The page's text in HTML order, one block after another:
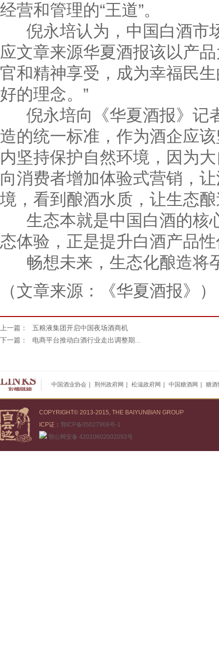
经营和管理的“王道”。
倪永培认为，中国白酒市
应文章来源华夏酒报该以产
官和精神享受，成为幸福民
好的理念。”
倪永培向《华夏酒报》记
造的统一标准，作为酒企应
内坚持保护自然环境，因为
向消费者增加体验式营销，
境，看到酿酒水质，让生态
生态本就是中国白酒的核
态体验，正是提升白酒产品
畅想未来，生态化酿造将
（文章来源：《华夏酒报》）
上一篇：
五粮液集团开启中国夜场酒商机
下一篇：
电商平台推动白酒行业走出调整期...
中国酒业协会 荆州政府网 松滋政府网 中国糖酒网 糖酒
COPYRIGHT© 2013-2015, THE BAIYUNBIAN GROUP
ICP证： 鄂ICP备05027909号-1
鄂公网安备 42010602002093号